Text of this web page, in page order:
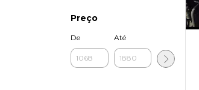
Preço
De Até